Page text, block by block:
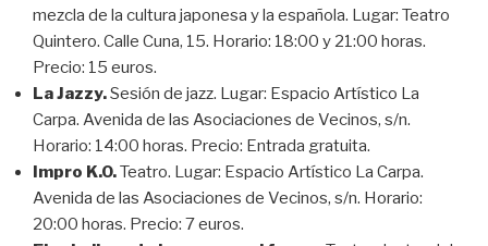
mezcla de la cultura japonesa y la española. Lugar: Teatro
Quintero. Calle Cuna, 15. Horario: 18:00 y 21:00 horas.
Precio: 15 euros.
La Jazzy.Sesión de jazz. Lugar: Espacio Artístico La
Carpa. Avenida de las Asociaciones de Vecinos, s/n.
Horario: 14:00 horas. Precio: Entrada gratuita.
Impro K.O.Teatro. Lugar: Espacio Artístico La Carpa.
Avenida de las Asociaciones de Vecinos, s/n. Horario:
20:00 horas. Precio: 7 euros.